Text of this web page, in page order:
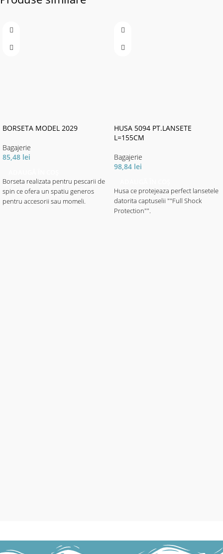
BORSETA MODEL 2029
Bagajerie
85,48 lei
Borseta realizata pentru pescarii de
spin ce ofera un spatiu generos
pentru accesorii sau momeli.
HUSA 5094 PT.LANSETE
L=155CM
Bagajerie
98,84 lei
Husa ce protejeaza perfect lansetele
datorita captuselii ""Full Shock
Protection"".